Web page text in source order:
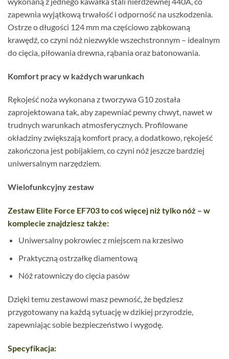
zapewnia wyjątkową trwałość i odporność na uszkodzenia.
Ostrze o długości 124 mm ma częściowo ząbkowaną
krawędź, co czyni nóż niezwykle wszechstronnym – idealnym
do cięcia, piłowania drewna, rąbania oraz batonowania.
Komfort pracy w każdych warunkach
Rękojeść noża wykonana z tworzywa G10 została
zaprojektowana tak, aby zapewniać pewny chwyt, nawet w
trudnych warunkach atmosferycznych. Profilowane
okładziny zwiększają komfort pracy, a dodatkowo, rękojeść
zakończona jest pobijakiem, co czyni nóż jeszcze bardziej
uniwersalnym narzędziem.
Wielofunkcyjny zestaw
Zestaw Elite Force EF703 to coś więcej niż tylko nóż – w
komplecie znajdziesz także:
Uniwersalny pokrowiec z miejscem na krzesiwo
Praktyczną ostrzałkę diamentową
Nóż ratowniczy do cięcia pasów
Dzięki temu zestawowi masz pewność, że będziesz
przygotowany na każdą sytuację w dzikiej przyrodzie,
zapewniając sobie bezpieczeństwo i wygodę.
Specyfikacja: